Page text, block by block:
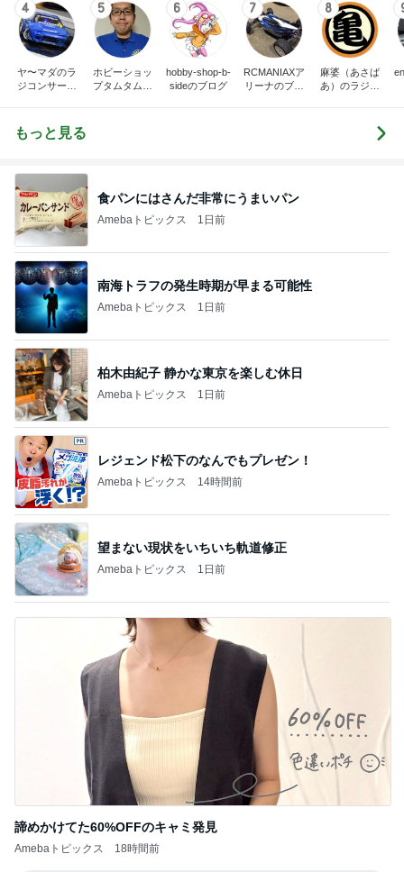
4
ヤ〜マダのラ
ジコンサーキ
5
ホビーショッ
プタムタム千
6
hobby-shop-b-
sideのブログ
7
RCMANIAXア
リーナのブロ
8
麻婆（あさば
あ）のラジコ
もっと見る
食パンにはさんだ非常にうまいパン
Amebaトピックス 1日前
南海トラフの発生時期が早まる可能性
Amebaトピックス 1日前
柏木由紀子 静かな東京を楽しむ休日
Amebaトピックス 1日前
レジェンド松下のなんでもプレゼン！
Amebaトピックス 14時間前
望まない現状をいちいち軌道修正
Amebaトピックス 1日前
諦めかけてた60%OFFのキャミ発見
Amebaトピックス 18時間前